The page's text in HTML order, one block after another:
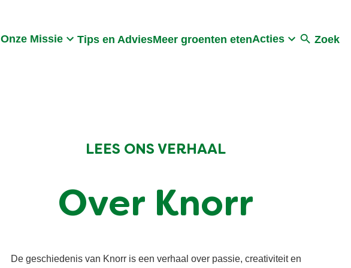
Onze Missie Tips en AdviesMeer groenten etenActies Zoek
LEES ONS VERHAAL
Over Knorr
De geschiedenis van Knorr is een verhaal over passie, creativiteit en